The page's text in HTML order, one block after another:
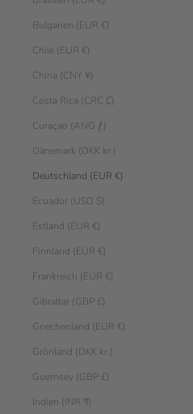
Bulgarien (EUR €)
Chile (EUR €)
China (CNY ¥)
Costa Rica (CRC ₡)
Curaçao (ANG ƒ)
Dänemark (DKK kr.)
Deutschland (EUR €)
Ecuador (USD $)
Estland (EUR €)
Finnland (EUR €)
Frankreich (EUR €)
Gibraltar (GBP £)
Griechenland (EUR €)
Grönland (DKK kr.)
Guernsey (GBP £)
Indien (INR ₹)